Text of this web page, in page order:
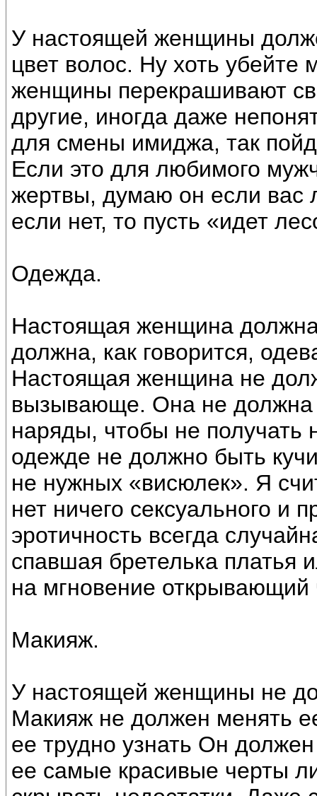
У настоящей женщины
цвет волос. Ну хоть
женщины перекрашивают
другие, иногда даже
для смены имиджа, так
Если это для любимого
жертвы, думаю он если вас
если нет, то пусть «идет
Одежда.
Настоящая женщина
должна, как говорится,
Настоящая женщина не
вызывающе. Она не должна
наряды, чтобы не
одежде не должно быть
не нужных «висюлек». Я
нет ничего сексуального и
эротичность всегда
спавшая бретелька платья
на мгновение открывающий
Макияж.
У настоящей женщины не
Макияж не должен менять
ее трудно узнать Он
ее самые красивые черты